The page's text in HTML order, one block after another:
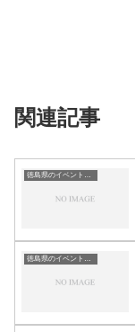
関連記事
徳島県のイベント会場一覧
徳島県のイベント会場一覧